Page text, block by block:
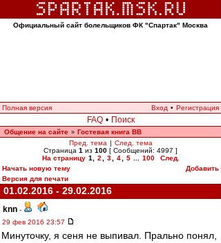
Официальный сайт болельщиков ФК "Спартак" Москва
Полная версия Вход • Регистрация
FAQ • Поиск
Общение на сайте » Гостевая книга ВВ
Пред. тема | След. тема
Страница 1 из 100 [ Сообщений: 4997 ]
На страницу 1 2 3 4 5 100
След.
Начать новую тему
Добавить
Версия для печати
01.02.2016 - 29.02.2016
knn -
29 фев 2016 23:57
Минуточку, я сеня не выпивал. Прально понял,